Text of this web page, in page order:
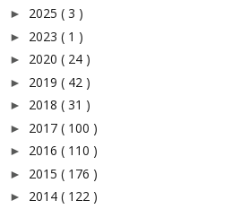
► 2025 ( 3 )
► 2023 ( 1 )
► 2020 ( 24 )
► 2019 ( 42 )
► 2018 ( 31 )
► 2017 ( 100 )
► 2016 ( 110 )
► 2015 ( 176 )
► 2014 ( 122 )